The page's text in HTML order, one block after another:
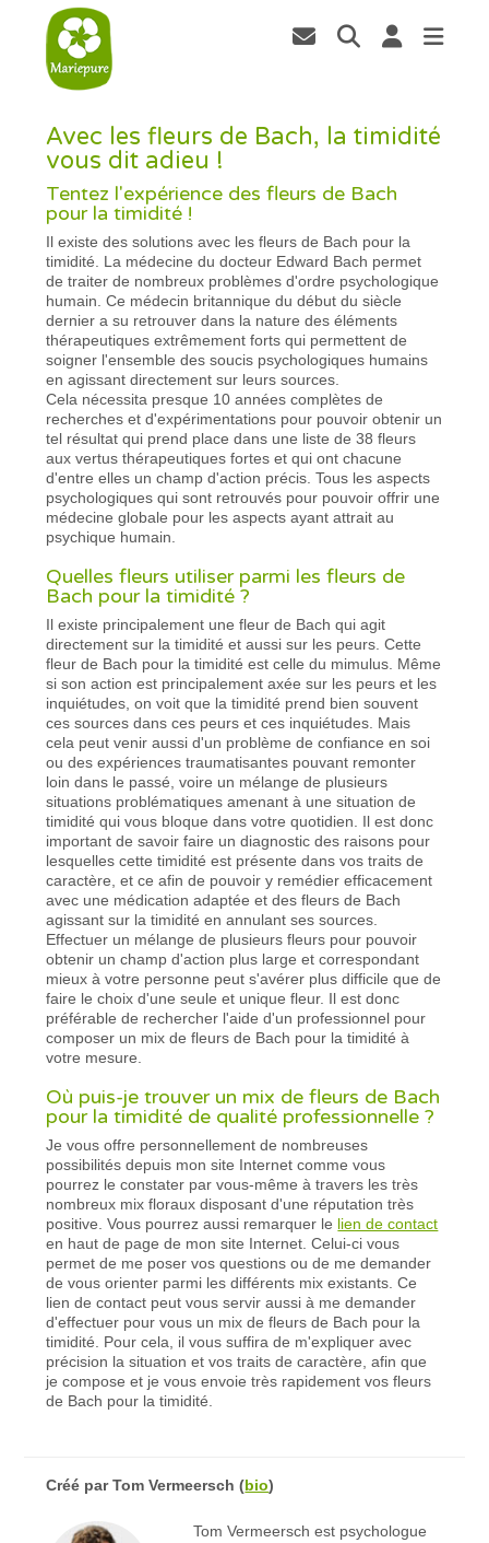
Avec les fleurs de Bach, la timidité
vous dit adieu !
Tentez l'expérience des fleurs de Bach
pour la timidité !
Il existe des solutions avec les fleurs de Bach pour la
timidité. La médecine du docteur Edward Bach permet
de traiter de nombreux problèmes d'ordre psychologique
humain. Ce médecin britannique du début du siècle
dernier a su retrouver dans la nature des éléments
thérapeutiques extrêmement forts qui permettent de
soigner l'ensemble des soucis psychologiques humains
en agissant directement sur leurs sources.
Cela nécessita presque 10 années complètes de
recherches et d'expérimentations pour pouvoir obtenir un
tel résultat qui prend place dans une liste de 38 fleurs
aux vertus thérapeutiques fortes et qui ont chacune
d'entre elles un champ d'action précis. Tous les aspects
psychologiques qui sont retrouvés pour pouvoir offrir une
médecine globale pour les aspects ayant attrait au
psychique humain.
Quelles fleurs utiliser parmi les fleurs de
Bach pour la timidité ?
Il existe principalement une fleur de Bach qui agit
directement sur la timidité et aussi sur les peurs. Cette
fleur de Bach pour la timidité est celle du mimulus. Même
si son action est principalement axée sur les peurs et les
inquiétudes, on voit que la timidité prend bien souvent
ces sources dans ces peurs et ces inquiétudes. Mais
cela peut venir aussi d'un problème de confiance en soi
ou des expériences traumatisantes pouvant remonter
loin dans le passé, voire un mélange de plusieurs
situations problématiques amenant à une situation de
timidité qui vous bloque dans votre quotidien. Il est donc
important de savoir faire un diagnostic des raisons pour
lesquelles cette timidité est présente dans vos traits de
caractère, et ce afin de pouvoir y remédier efficacement
avec une médication adaptée et des fleurs de Bach
agissant sur la timidité en annulant ses sources.
Effectuer un mélange de plusieurs fleurs pour pouvoir
obtenir un champ d'action plus large et correspondant
mieux à votre personne peut s'avérer plus difficile que de
faire le choix d'une seule et unique fleur. Il est donc
préférable de rechercher l'aide d'un professionnel pour
composer un mix de fleurs de Bach pour la timidité à
votre mesure.
Où puis-je trouver un mix de fleurs de Bach
pour la timidité de qualité professionnelle ?
Je vous offre personnellement de nombreuses
possibilités depuis mon site Internet comme vous
pourrez le constater par vous-même à travers les très
nombreux mix floraux disposant d'une réputation très
positive. Vous pourrez aussi remarquer le lien de contact
en haut de page de mon site Internet. Celui-ci vous
permet de me poser vos questions ou de me demander
de vous orienter parmi les différents mix existants. Ce
lien de contact peut vous servir aussi à me demander
d'effectuer pour vous un mix de fleurs de Bach pour la
timidité. Pour cela, il vous suffira de m'expliquer avec
précision la situation et vos traits de caractère, afin que
je compose et je vous envoie très rapidement vos fleurs
de Bach pour la timidité.
Créé parTom Vermeersch (bio)
Tom Vermeersch est psychologue